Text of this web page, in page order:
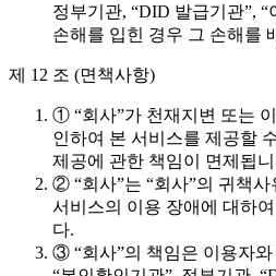
정부기관, “DID 발급기관”, “
손해를 입힌 경우 그 손해를
제 12 조 (면책사항)
① “회사”가 천재지변 또는
인하여 본 서비스를 제공할
제공에 관한 책임이 면제됩
② “회사”는 “회사”의 귀책
서비스의 이용 장애에 대하
다.
③ “회사”의 책임은 이용자